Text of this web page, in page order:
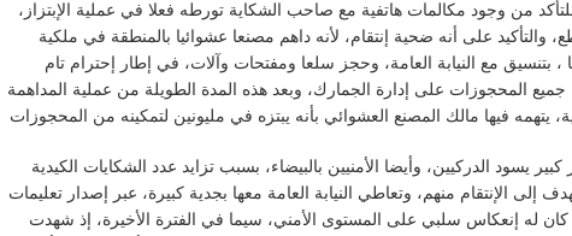
للتأكد من وجود مكالمات هاتفية مع صاحب الشكاية تورطه فعلا في عملية الإبتزاز،
والتأكيد على أنه ضحية إنتقام، لأنه داهم مصنعا عشوائيا بالمنطقة في ملكية
، بتنسيق مع النيابة العامة، وحجز سلعا ومفتحات وآلات، في إطار إحترام تام
جميع المحجوزات على إدارة الجمارك، وبعد هذه المدة الطويلة من عملية المداهمة
يتهمه فيها مالك المصنع العشوائي بأنه يبتزه في مليونين لتمكينه من المحجوزات
يسود الدركيين، وأيضا الأمنيين بالبيضاء، بسبب تزايد عدد الشكايات الكيدية
الإنتقام منهم، وتعاطي النيابة العامة معها بجدية كبيرة، عبر إصدار تعليمات
كان له إنعكاس سلبي على المستوى الأمني، سيما في الفترة الأخيرة، إذ شهدت